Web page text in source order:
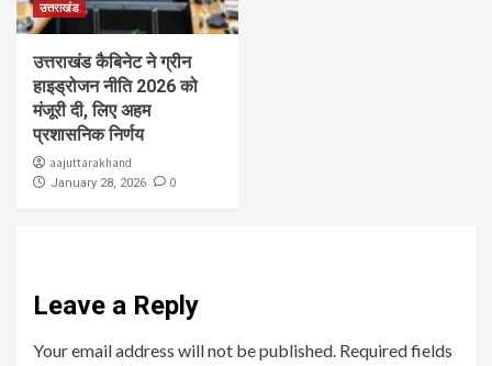
उत्तराखंड
उत्तराखंड कैबिनेट ने ग्रीन
हाइड्रोजन नीति 2026 को
मंजूरी दी, लिए अहम
प्रशासनिक निर्णय
aajuttarakhand
January 28, 2026 0
Leave a Reply
Your email address will not be published. Required fields